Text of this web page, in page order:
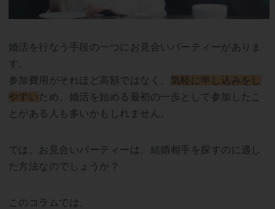
婚活を行なう手段の一つにお見合いパーティーがありま
す。
参加費用がそれほど高額ではなく、 気軽に申し込みをし
やすいため、婚活を始める最初の一歩として参加したこ
とがある人も多いかもしれません。
では、お見合いパーティーは、結婚相手を探すのに適し
た方法なのでしょうか？
このコラムでは、